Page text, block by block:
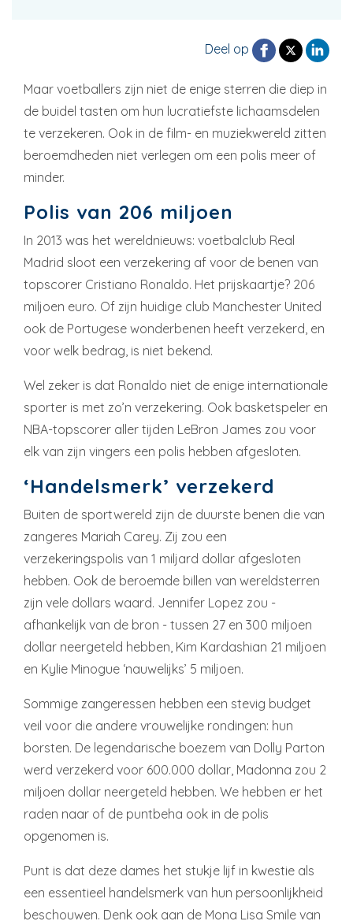
Deel op
Maar voetballers zijn niet de enige sterren die diep in
de buidel tasten om hun lucratiefste lichaamsdelen
te verzekeren. Ook in de film- en muziekwereld zitten
beroemdheden niet verlegen om een polis meer of
minder.
Polis van 206 miljoen
In 2013 was het wereldnieuws: voetbalclub Real
Madrid sloot een verzekering af voor de benen van
topscorer Cristiano Ronaldo. Het prijskaartje? 206
miljoen euro. Of zijn huidige club Manchester United
ook de Portugese wonderbenen heeft verzekerd, en
voor welk bedrag, is niet bekend.
Wel zeker is dat Ronaldo niet de enige internationale
sporter is met zo’n verzekering. Ook basketspeler en
NBA-topscorer aller tijden LeBron James zou voor
elk van zijn vingers een polis hebben afgesloten.
‘Handelsmerk’ verzekerd
Buiten de sportwereld zijn de duurste benen die van
zangeres Mariah Carey. Zij zou een
verzekeringspolis van 1 miljard dollar afgesloten
hebben. Ook de beroemde billen van wereldsterren
zijn vele dollars waard. Jennifer Lopez zou -
afhankelijk van de bron - tussen 27 en 300 miljoen
dollar neergeteld hebben, Kim Kardashian 21 miljoen
en Kylie Minogue ‘nauwelijks’ 5 miljoen.
Sommige zangeressen hebben een stevig budget
veil voor die andere vrouwelijke rondingen: hun
borsten. De legendarische boezem van Dolly Parton
werd verzekerd voor 600.000 dollar, Madonna zou 2
miljoen dollar neergeteld hebben. We hebben er het
raden naar of de puntbeha ook in de polis
opgenomen is.
Punt is dat deze dames het stukje lijf in kwestie als
een essentieel handelsmerk van hun persoonlijkheid
beschouwen. Denk ook aan de Mona Lisa Smile van